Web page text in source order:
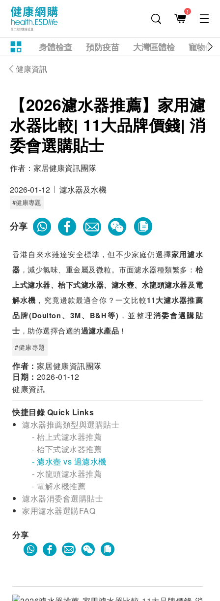
1
身體檢查 預防疫苗 大灣區體檢 寵物健
健康資訊
【2026濾水器推薦】家用濾
水器比較| 11大品牌價錢| 消
委會選購貼士
作者： 家居健康資訊團隊
2026-01-12
濾水器及水機
#健康專題
分享
香港自來水雖達安全標準，但不少家庭仍選擇家用濾水
器 ，減少氯味、重金屬及微粒。市面濾水器種類繁多： 枱
上式濾水器、枱下式濾水器、濾水壺、水龍頭濾水器及電
解水機 ，究竟邊款最適合你？一文比較11大濾水器推薦
品牌(Doulton、3M、B&H等) ，並整理消委會選購貼
士 ，助你選擇合適的過濾水產品 ！
#健康專題
作者： 家居健康資訊團隊
日期： 2026-01-12
健康資訊
快捷目錄 Quick Links
濾水器推薦類型與選購貼士
- 枱上式濾水器推薦
- 枱下式濾水器推薦
- 濾水壺 vs 過濾水機
- 水龍頭濾水器推薦
- 電解水機推薦
濾水器消委會選購貼士
家用濾水器選購FAQ
分享